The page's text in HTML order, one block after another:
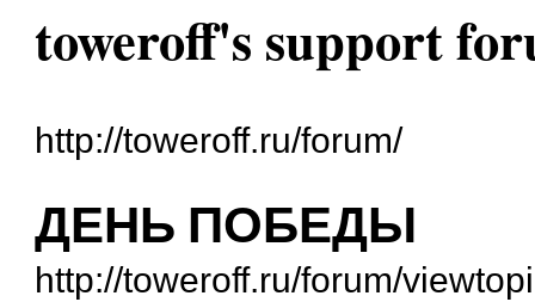
toweroff's support
http://toweroff.ru/forum/
ДЕНЬ ПОБЕДЫ
http://toweroff.ru/forum/